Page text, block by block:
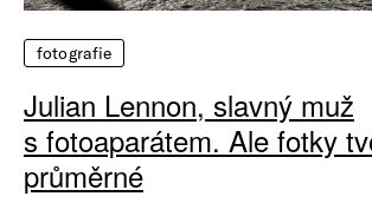
fotografie
Julian Lennon, slavný muž
s fotoaparátem. Ale fotky
průměrné